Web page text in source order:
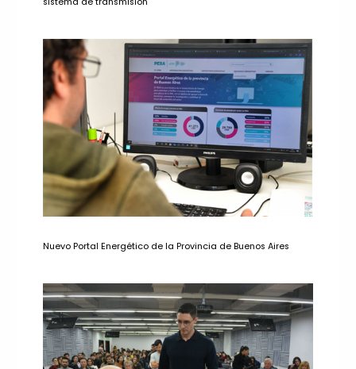
Nuevo Portal Energético de la Provincia de Buenos Aires